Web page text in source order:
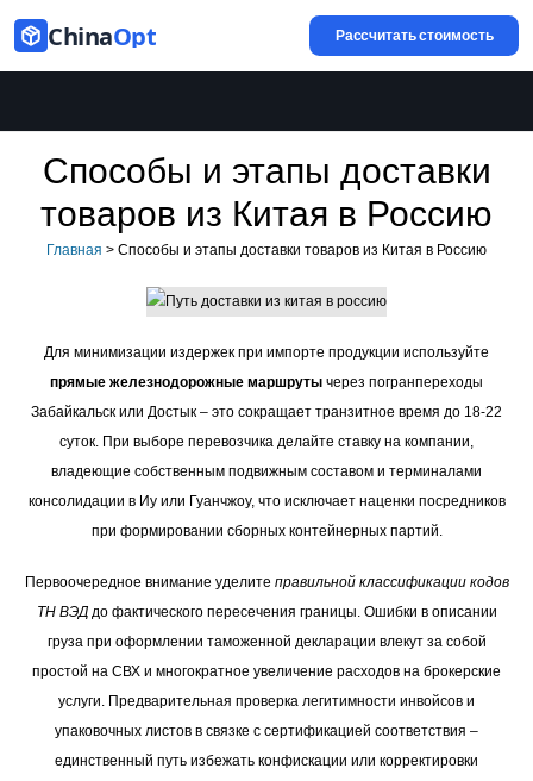
ChinaOpt Рассчитать стоимость
Способы и этапы доставки
товаров из Китая в Россию
Главная > Способы и этапы доставки товаров из Китая в Россию
Для минимизации издержек при импорте продукции используйте
прямые железнодорожные маршруты через погранпереходы
Забайкальск или Достык – это сокращает транзитное время до 18-22
суток. При выборе перевозчика делайте ставку на компании,
владеющие собственным подвижным составом и терминалами
консолидации в Иу или Гуанчжоу, что исключает наценки посредников
при формировании сборных контейнерных партий.
Первоочередное внимание уделите правильной классификации кодов
ТН ВЭДдо фактического пересечения границы. Ошибки в описании
груза при оформлении таможенной декларации влекут за собой
простой на СВХ и многократное увеличение расходов на брокерские
услуги. Предварительная проверка легитимности инвойсов и
упаковочных листов в связке с сертификацией соответствия –
единственный путь избежать конфискации или корректировки